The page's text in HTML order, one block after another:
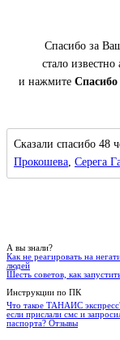
Спасибо за
стало известно
и нажмите Спасибо
Сказали спасибо 48
Прокошева Серега
А вы знали?
Как не реагировать на
людей
Шесть советов, как
Инструкции по ПК
Что такое ТАНАИС
если прислали смс и
паспорта? Отзывы